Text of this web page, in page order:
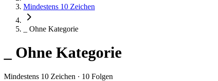
Mindestens 10 Zeichen
_ Ohne Kategorie
_ Ohne Kategorie
Mindestens 10 Zeichen · 10 Folgen